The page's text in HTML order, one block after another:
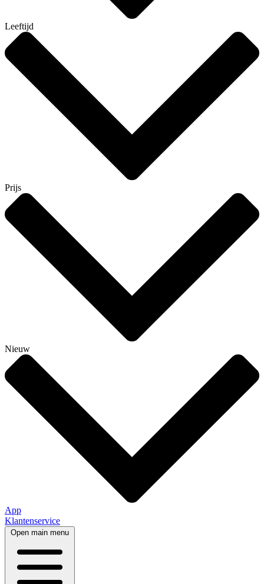
Leeftijd
Prijs
Nieuw
App
Klantenservice
Open main menu